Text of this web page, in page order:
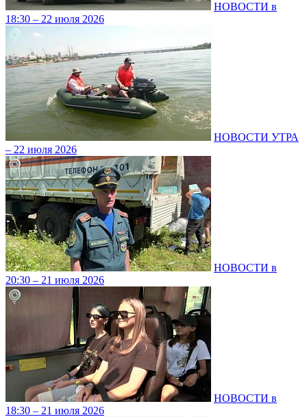
НОВОСТИ в
18:30 – 22 июля 2026
НОВОСТИ УТРА
– 22 июля 2026
НОВОСТИ в
20:30 – 21 июля 2026
НОВОСТИ в
18:30 – 21 июля 2026